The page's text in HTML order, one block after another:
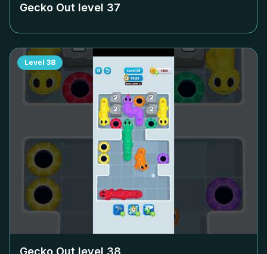
Gecko Out level 37
Level 38
Gecko Out level 38